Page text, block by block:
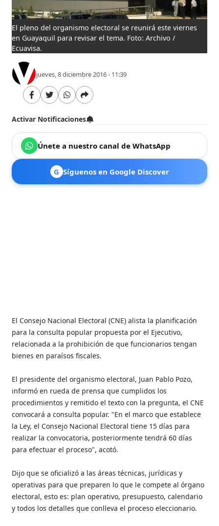
El pleno del organismo electoral se reunirá este viernes
en Guayaquil para revisar el tema. Foto: Archivo /
Ecuavisa.
jueves, 8 diciembre 2016 - 11:39
Activar Notificaciones
Únete a nuestro canal de WhatsApp
G Síguenos en Google Discover
El Consejo Nacional Electoral (CNE) alista la planificación
para la consulta popular ​propuesta por el Ejecutivo,
relacionada a la prohibición de que funcionarios tengan
bienes en paraísos fiscales.
El presidente del organismo electoral, Juan Pablo Pozo,
informó en rueda de prensa que cumplidos los
procedimientos y remitido el texto con la pregunta, el CNE
convocará a consulta popular. "En el marco que establece
la Ley, el Consejo Nacional Electoral tiene 15 días para
realizar la convocatoria, posteriormente tendrá 60 días
para efectuar el proceso", acotó.
Dijo que se oficializó a las áreas técnicas, jurídicas y
operativas para que preparen lo que le compete al órgano
electoral, esto es: plan operativo, presupuesto, calendario
y todos los detalles que conlleva el proceso eleccionario.